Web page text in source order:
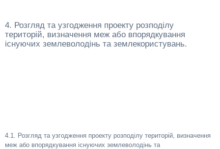
4. Розгляд та узгодження проекту розподілу
територій, визначення меж або впорядкування
існуючих землеволодінь та землекористувань.
4.1. Розгляд та узгодження проекту розподілу територій, визначення
меж або впорядкування існуючих землеволодінь та